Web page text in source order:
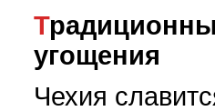
Традиционные мясные
угощения
Чехия